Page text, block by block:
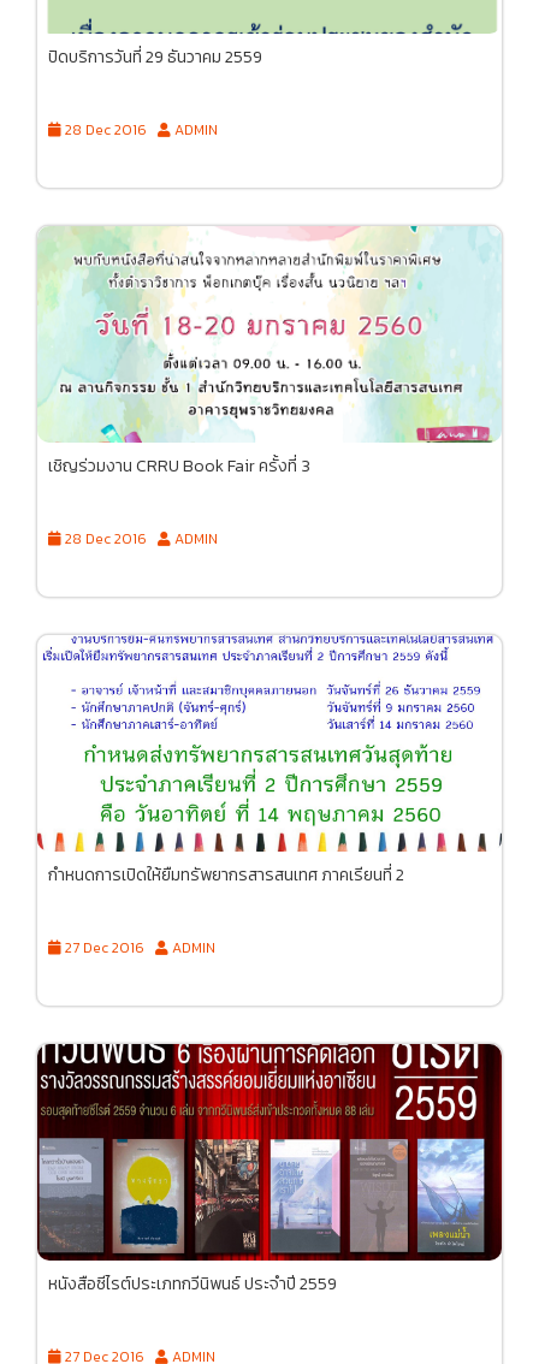
ปิดบริการวันที่ 29 ธันวาคม 2559
28 Dec 2016 ADMIN
เชิญร่วมงาน CRRU Book Fair ครั้งที่ 3
28 Dec 2016 ADMIN
กำหนดการเปิดให้ยืมทรัพยากรสารสนเทศ ภาคเรียนที่ 2
27 Dec 2016 ADMIN
หนังสือซีไรต์ประเภทกวีนิพนธ์ ประจำปี 2559
27 Dec 2016 ADMIN